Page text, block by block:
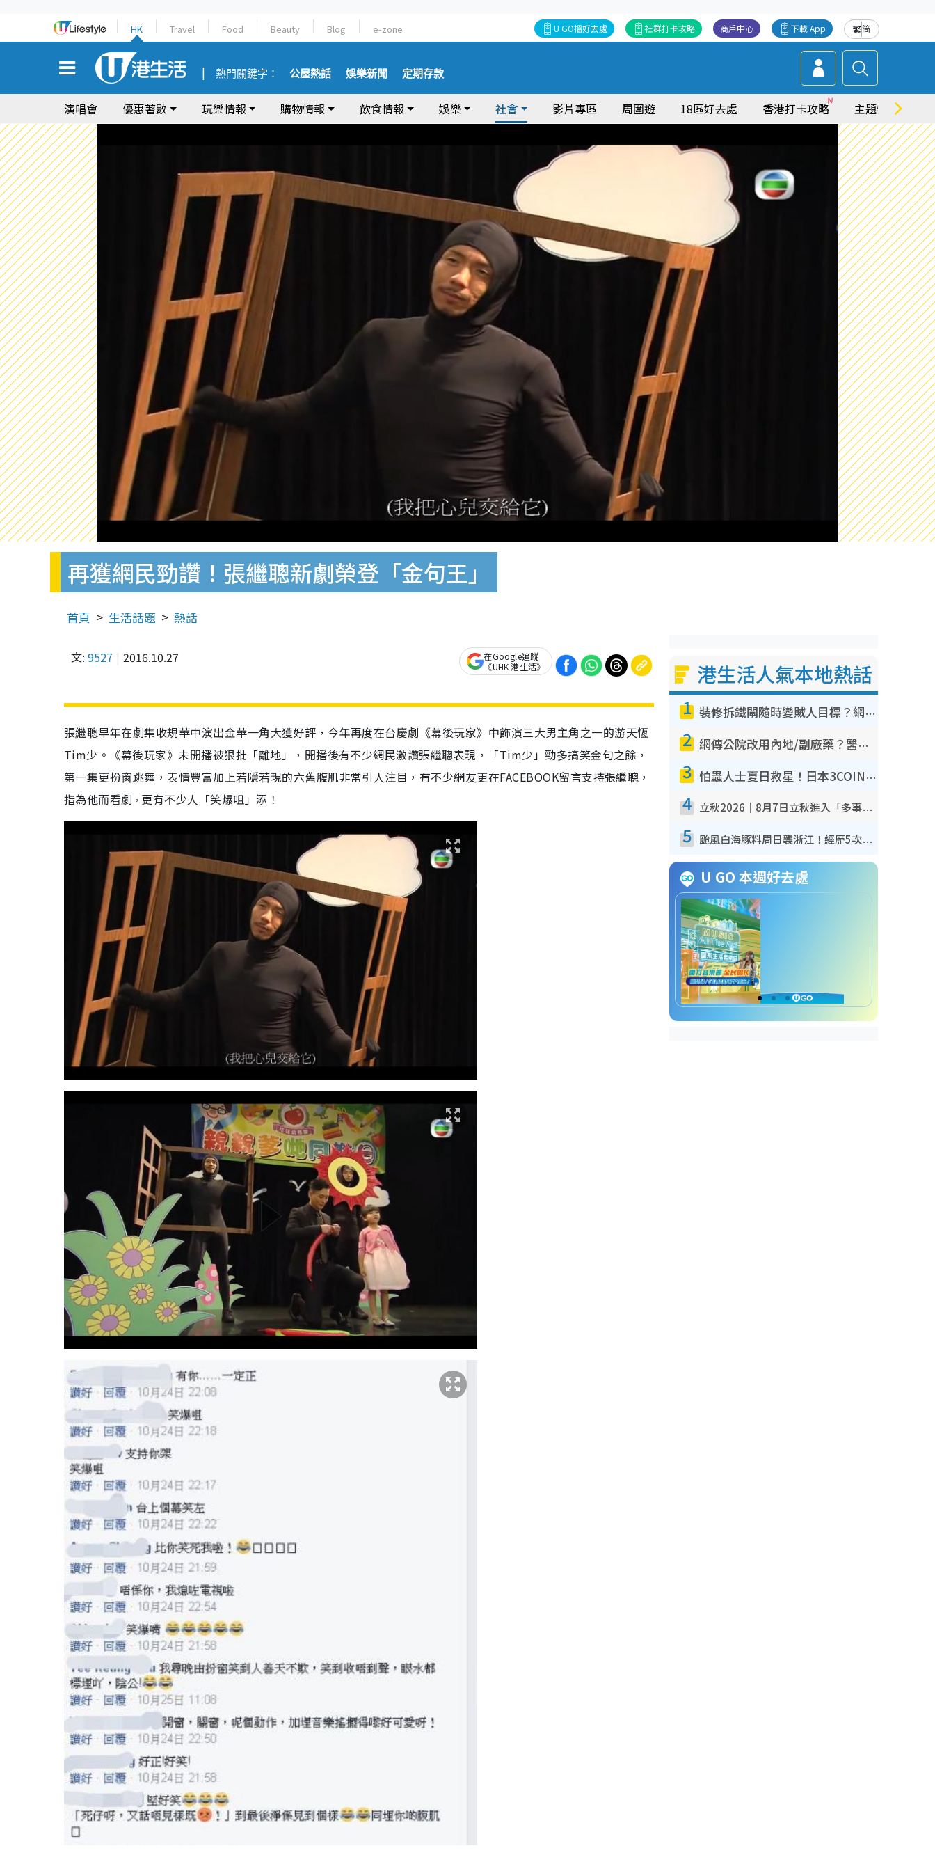
HK Travel Food Beauty Blog e-zone 繁简
下載 App
商戶中心
社群打卡攻略
U GO搵好去處
熱門關鍵字： 公屋熱話 娛樂新聞 定期存款
演唱會 優惠著數 玩樂情報 購物情報 飲食情報 娛樂 社會 影片專區 周圍遊 18區好去處 香港打卡攻略 主題特集
再獲網民勁讚！張繼聰新劇榮登「金句王」
首頁 生活話題 熱話
文: 9527 2016.10.27
在Google追蹤
《UHK 港生活》
張繼聰早年在劇集收規華中演出金華一角大獲好評，今年再度在台慶劇《幕後玩家》中飾演三大男主角之一的游天恆
Tim少。《幕後玩家》未開播被狠批「離地」，開播後有不少網民激讚張繼聰表現，「Tim少」勁多搞笑金句之餘，
第一集更扮窗跳舞，表情豐富加上若隱若現的六舊腹肌非常引人注目，有不少網友更在FACEBOOK留言支持張繼聰，
指為他而看劇 ， 更有不少人「笑爆咀」添！
港生活人氣本地熱話
1 裝修拆鐵閘隨時變賊人目標？網民揭2大關鍵用途：裝新式等於白裝？附新舊鐵閘分別
2 網傳公院改用內地/副廠藥？醫生拆解正副廠分別 揭4類人換藥隨時出事
3 怕蟲人士夏日救星！日本3COINS爆紅驅蟲神器$45起 1招「全程免觸碰」輕鬆搞定小強
4 立秋2026｜8月7日立秋進入「多事之秋」 3件事唔做得！專家教6招開運 清枱頭／銀包納氣接好運
5 颱風白海豚料周日襲浙江！經歷5次「眼牆置換」極罕見 成登陸內地最長途颱風
U GO 本週好去處